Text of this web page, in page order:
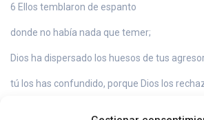
6 Ellos temblaron de espanto
donde no había nada que temer;
Dios ha dispersado los huesos de tus
tú los has confundido, porque Dios los